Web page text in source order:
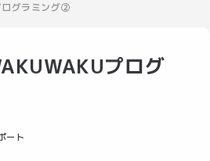
グラミング➁
プログ
ート